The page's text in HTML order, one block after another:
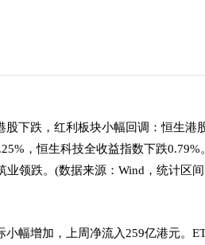
下跌，红利板块小幅回调：恒生港
，恒生科技全收益指数下跌0.79%
领跌。(数据来源：Wind，统计区
幅增加，上周净流入259亿港元。